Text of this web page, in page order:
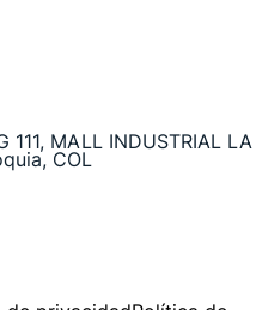
111, MALL INDUSTRIAL LA
COL